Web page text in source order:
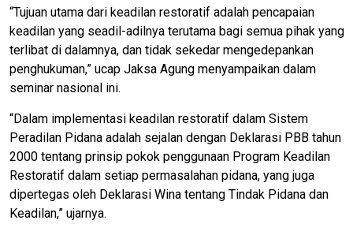
“Tujuan utama dari keadilan restoratif adalah pencapaian
keadilan yang seadil-adilnya terutama bagi semua pihak yang
terlibat di dalamnya, dan tidak sekedar mengedepankan
penghukuman,” ucap Jaksa Agung menyampaikan dalam
seminar nasional ini.
“Dalam implementasi keadilan restoratif dalam Sistem
Peradilan Pidana adalah sejalan dengan Deklarasi PBB tahun
2000 tentang prinsip pokok penggunaan Program Keadilan
Restoratif dalam setiap permasalahan pidana, yang juga
dipertegas oleh Deklarasi Wina tentang Tindak Pidana dan
Keadilan,” ujarnya.